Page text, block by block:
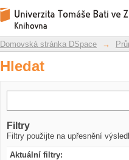
Hledat
Repozitář DSpace/Manakin
Domovská stránka DSpace →
Hledat
Filtry
Filtry použijte na upřesnění
Aktuální filtry: